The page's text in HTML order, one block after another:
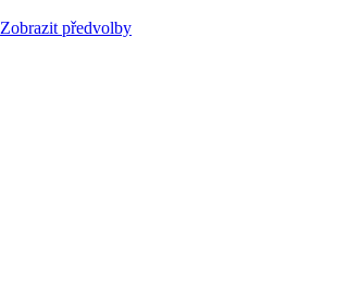
Zobrazit předvolby